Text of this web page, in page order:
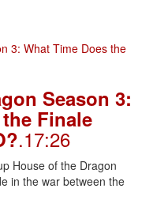
Season 3:
Finale
.17:26
House of the Dragon
in the war between the